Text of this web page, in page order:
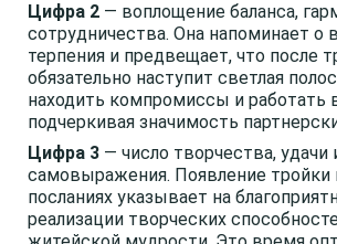
Цифра 2 — воплощение баланса,
сотрудничества. Она напоминает о
терпения и предвещает, что после
обязательно наступит светлая
находить компромиссы и работать
подчеркивая значимость
Цифра 3 — число творчества, удачи
самовыражения. Появление тройки
посланиях указывает на
реализации творческих